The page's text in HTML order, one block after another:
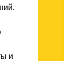
и